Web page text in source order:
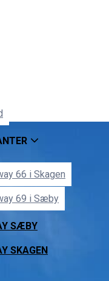
66 i Skagen
69 i Sæby
SÆBY
SKAGEN